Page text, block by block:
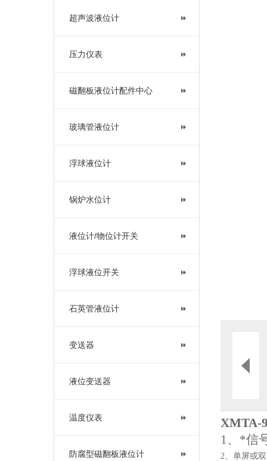
超声波液位计
压力仪表
磁翻板液位计配件中心
玻璃管液位计
浮球液位计
锅炉水位计
液位计/物位计开关
浮球液位开关
石英管液位计
变送器
液位变送器
温度仪表
防腐型磁翻板液位计
XMTA-
1、*信
2、单屏或